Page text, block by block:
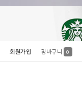
회원가입 장바구니 0